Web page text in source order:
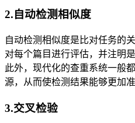
2.自动检测相似度
自动检测相似度是比对任务的
对每个篇目进行评估，并注明
此外，现代化的查重系统一般
源，从而使检测结果能够更加准
3.交叉检验